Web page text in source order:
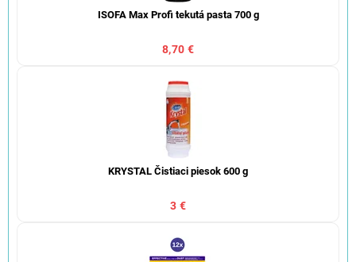
ISOFA Max Profi tekutá pasta 700 g
8,70 €
KRYSTAL Čistiaci piesok 600 g
3 €